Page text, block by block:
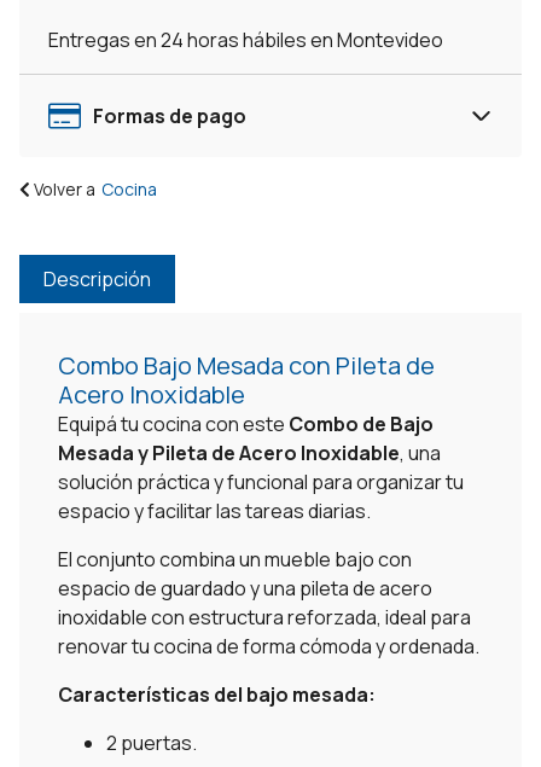
Blanco
Entregas en 24 horas hábiles en Montevideo
Formas de pago
Volver a Cocina
Descripción
Combo Bajo Mesada con Pileta de
Acero Inoxidable
Equipá tu cocina con este Combo de Bajo
Mesada y Pileta de Acero Inoxidable, una
solución práctica y funcional para organizar tu
espacio y facilitar las tareas diarias.
El conjunto combina un mueble bajo con
espacio de guardado y una pileta de acero
inoxidable con estructura reforzada, ideal para
renovar tu cocina de forma cómoda y ordenada.
Características del bajo mesada:
2 puertas.